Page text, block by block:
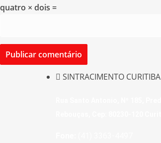
quatro × dois =
SINTRACIMENTO CURITIBA